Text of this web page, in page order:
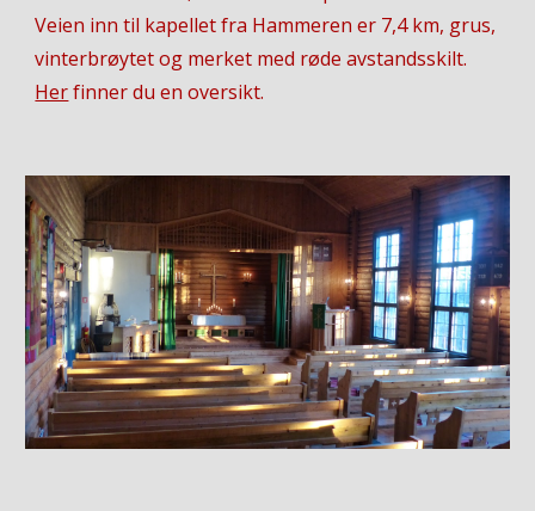
Veien inn til kapellet fra Hammeren er 7,4 km, grus,
vinterbrøytet og merket med røde avstandsskilt.
Herfinner du en oversikt.